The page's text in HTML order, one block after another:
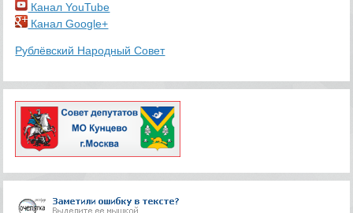
Канал YouTube
Канал Google+
Рублёвский Народный Совет